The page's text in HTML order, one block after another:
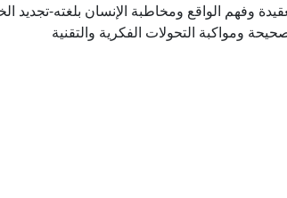
وفهم الواقع ومخاطبة الإنسان بلغته-
ومواكبة التحولات الفكرية والتقنية